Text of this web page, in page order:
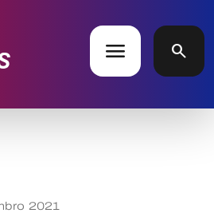
menu search
2021